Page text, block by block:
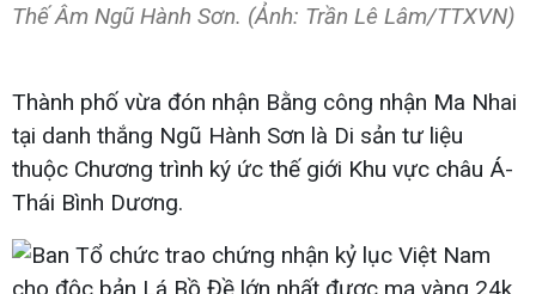
Thế Âm Ngũ Hành Sơn. (Ảnh: Trần Lê Lâm/TTXVN)
Thành phố vừa đón nhận Bằng công nhận Ma Nhai
tại danh thắng Ngũ Hành Sơn là Di sản tư liệu
thuộc Chương trình ký ức thế giới Khu vực châu Á-
Thái Bình Dương.